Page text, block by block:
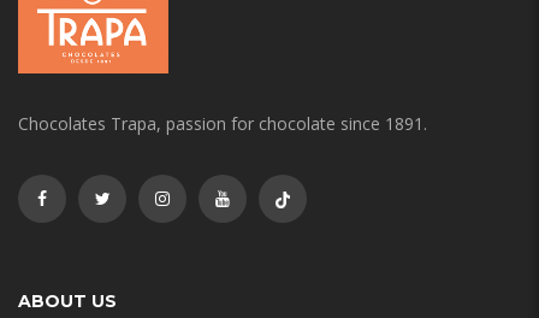
Chocolates Trapa, passion for chocolate since 1891.
ABOUT US